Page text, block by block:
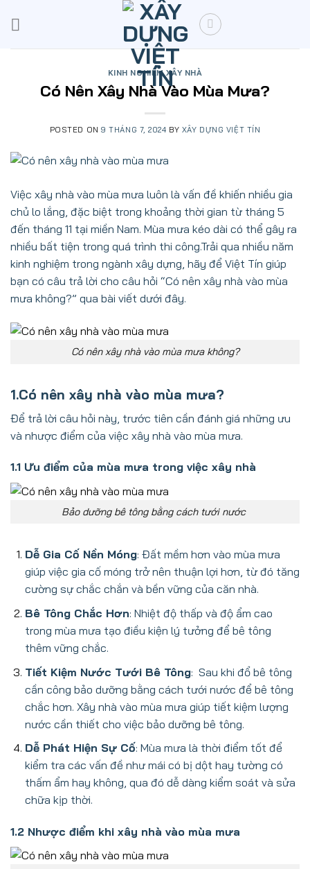
KINH NGHIỆM XÂY NHÀ
Có Nên Xây Nhà Vào Mùa Mưa?
POSTED ON9 THÁNG 7, 2024 BY XÂY DỰNG VIỆT TÍN
Việc xây nhà vào mùa mưa luôn là vấn đề khiến nhiều gia
chủ lo lắng, đặc biệt trong khoảng thời gian từ tháng 5
đến tháng 11 tại miền Nam. Mùa mưa kéo dài có thể gây ra
nhiều bất tiện trong quá trình thi công.Trải qua nhiều năm
kinh nghiệm trong ngành xây dựng, hãy để Việt Tín giúp
bạn có câu trả lời cho câu hỏi “Có nên xây nhà vào mùa
mưa không?” qua bài viết dưới đây.
Có nên xây nhà vào mùa mưa không?
1.Có nên xây nhà vào mùa mưa?
Để trả lời câu hỏi này, trước tiên cần đánh giá những ưu
và nhược điểm của việc xây nhà vào mùa mưa.
1.1 Ưu điểm của mùa mưa trong việc xây nhà
Bảo dưỡng bê tông bằng cách tưới nước
Dễ Gia Cố Nền Móng: Đất mềm hơn vào mùa mưa
giúp việc gia cố móng trở nên thuận lợi hơn, từ đó tăng
cường sự chắc chắn và bền vững của căn nhà.
Bê Tông Chắc Hơn: Nhiệt độ thấp và độ ẩm cao
trong mùa mưa tạo điều kiện lý tưởng để bê tông
thêm vững chắc.
Tiết Kiệm Nước Tưới Bê Tông: Sau khi đổ bê tông
cần công bảo dưỡng bằng cách tưới nước để bê tông
chắc hơn. Xây nhà vào mùa mưa giúp tiết kiệm lượng
nước cần thiết cho việc bảo dưỡng bê tông.
Dễ Phát Hiện Sự Cố: Mùa mưa là thời điểm tốt để
kiểm tra các vấn đề như mái có bị dột hay tường có
thấm ẩm hay không, qua đó dễ dàng kiểm soát và sửa
chữa kịp thời.
1.2 Nhược điểm khi xây nhà vào mùa mưa